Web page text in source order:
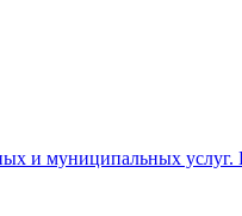
и муниципальных